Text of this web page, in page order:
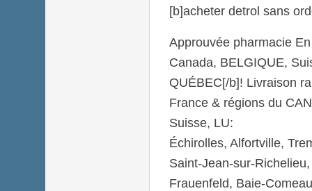
[b]acheter detrol sans
Approuvée pharmacie
Canada, BELGIQUE,
QUÉBEC[/b]! Livraison
France & régions du
Suisse, LU:
Échirolles, Alfortville,
Saint-Jean-sur-
Frauenfeld, Baie-